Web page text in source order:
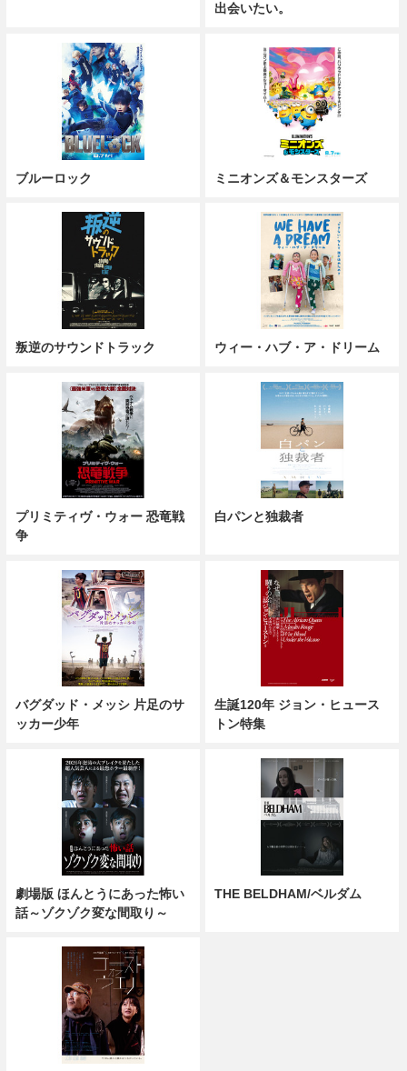
出会いたい。
ブルーロック ミニオンズ＆モンスターズ
叛逆のサウンドトラック ウィー・ハブ・ア・ドリーム
プリミティヴ・ウォー 恐竜戦
争
白パンと独裁者
バグダッド・メッシ 片足のサ
ッカー少年
生誕120年 ジョン・ヒュース
トン特集
劇場版 ほんとうにあった怖い
話～ゾクゾク変な間取り～
THE BELDHAM/ベルダム